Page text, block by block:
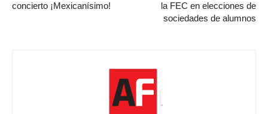
concierto ¡Mexicanísimo!
la FEC en elecciones de
sociedades de alumnos